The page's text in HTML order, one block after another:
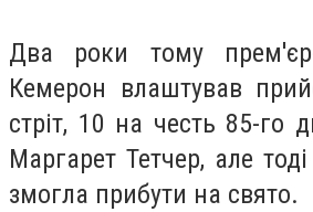
Два роки тому прем'єр-
Кемерон влаштував
стріт, 10 на честь 85-го
Маргарет Тетчер, але
змогла прибути на свято.